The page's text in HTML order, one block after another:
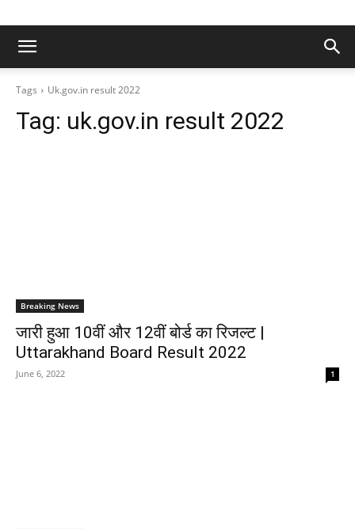
Tags Uk.gov.in result 2022
Tag: uk.gov.in result 2022
Breaking News
जारी हुआ 10वीं और 12वीं बोर्ड का रिजल्ट |
Uttarakhand Board Result 2022
June 6, 2022 1